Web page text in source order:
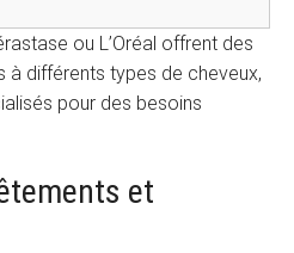
ou L’Oréal offrent des
à différents types de cheveux,
pour des besoins
et